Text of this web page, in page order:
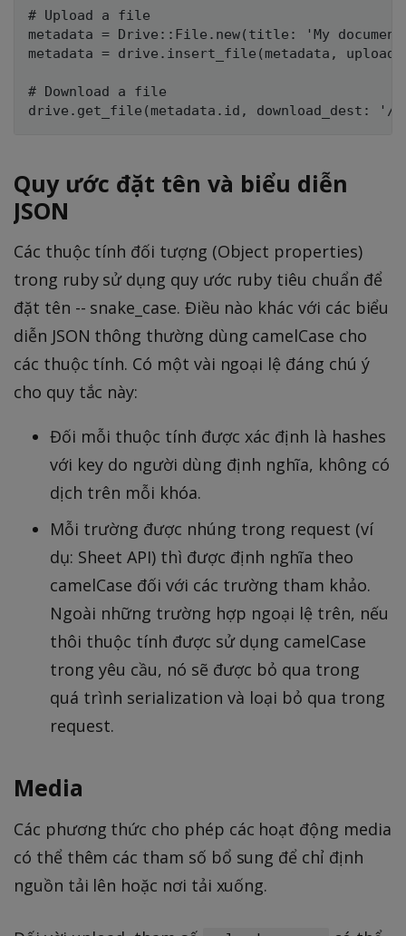
# Upload a file
metadata = Drive::File.new(title: 'My
metadata = drive.insert_file(metadata,
# Download a file
Quy ước đặt tên và biểu diễn
JSON
Các thuộc tính đối tượng (Object properties)
trong ruby sử dụng quy ước ruby tiêu chuẩn để
đặt tên -- snake_case. Điều nào khác với các biểu
diễn JSON thông thường dùng camelCase cho
các thuộc tính. Có một vài ngoại lệ đáng chú ý
cho quy tắc này:
Đối mỗi thuộc tính được xác định là hashes
với key do người dùng định nghĩa, không có
dịch trên mỗi khóa.
Mỗi trường được nhúng trong request (ví
dụ: Sheet API) thì được định nghĩa theo
camelCase đối với các trường tham khảo.
Ngoài những trường hợp ngoại lệ trên, nếu
thôi thuộc tính được sử dụng camelCase
trong yêu cầu, nó sẽ được bỏ qua trong
quá trình serialization và loại bỏ qua trong
request.
Media
Các phương thức cho phép các hoạt động media
có thể thêm các tham số bổ sung để chỉ định
nguồn tải lên hoặc nơi tải xuống.